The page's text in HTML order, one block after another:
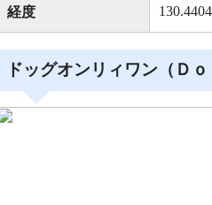
経度
ドッグオンリィワン（Ｄ